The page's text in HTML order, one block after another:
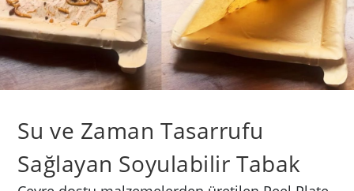
Su ve Zaman Tasarrufu
Sağlayan Soyulabilir Tabak